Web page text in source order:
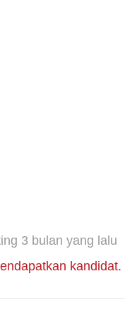
3 bulan yang lalu
kandidat.